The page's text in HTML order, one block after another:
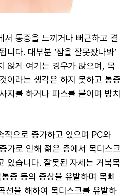
서 통증을 느끼거나 뻐근하고 결
니다. 대부분 ‘잠을 잘못잤나봐’
않게 여기는 경우가 많으며, 목
이라는 생각은 하지 못하고 통증
지를 하거나 파스를 붙이며 방치
적으로 증가하고 있으며 PC와
가로 인해 젊은 층에서 목디스크
있습니다. 잘못된 자세는 거북목
증 등의 증상을 유발하며 목뼈
선을 해하여 목디스크를 유발하